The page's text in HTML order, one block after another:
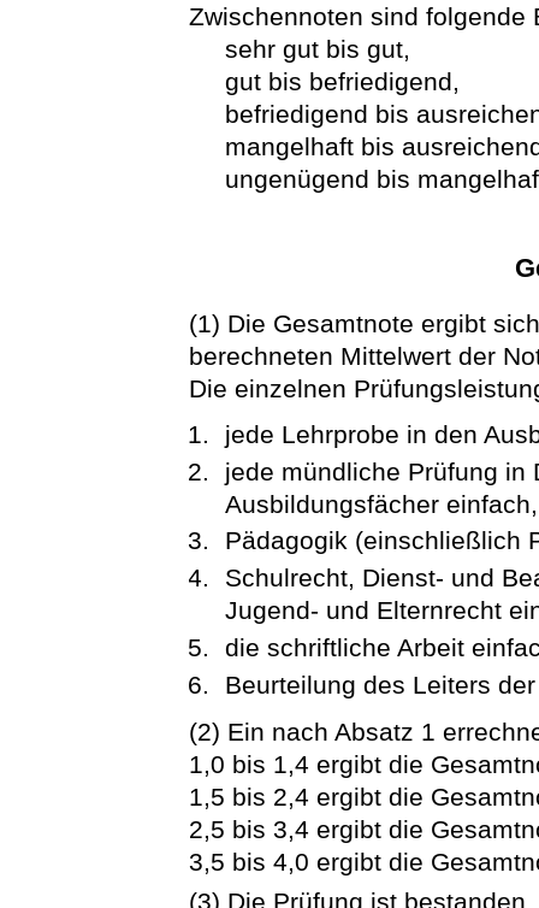
Zwischennoten sind folgende
sehr gut bis gut,
gut bis befriedigend,
befriedigend bis
mangelhaft bis
ungenügend bis
(1) Die Gesamtnote ergibt
berechneten Mittelwert der
Die einzelnen
jede Lehrprobe in den
jede mündliche Prüfung in
Ausbildungsfächer einfach,
Pädagogik (einschließlich
Schulrecht, Dienst- und
Jugend- und Elternrecht
die schriftliche Arbeit
Beurteilung des Leiters
(2) Ein nach Absatz 1
1,0 bis 1,4 ergibt die
1,5 bis 2,4 ergibt die
2,5 bis 3,4 ergibt die
3,5 bis 4,0 ergibt die
(3) Die Prüfung ist